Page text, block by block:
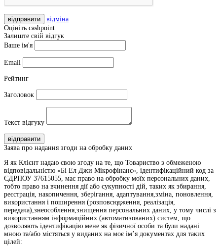
відправити
відміна
Оцініть cashpoint
Залиште свій відгук
Ваше ім'я
Email
Рейтинг
Заголовок
Текст відгуку
відправити
Заява про надання згоди на обробку даних
Я як Клієнт надаю свою згоду на те, що Товариство з обмеженою
відповідальністю «Бі Ел Джи Мікрофінанс», ідентифікаційний код за
ЄДРПОУ 37615055, має право на обробку моїх персональних даних,
тобто право на вчинення дії або сукупності дій, таких як збирання,
реєстрація, накопичення, зберігання, адаптування,зміна, поновлення,
використання і поширення (розповсюдження, реалізація,
передача),знеособлення,знищення персональних даних, у тому числі з
використанням інформаційних (автоматизованих) систем, що
дозволяють ідентифікацію мене як фізичної особи та були надані
мною та/або містяться у виданих на моє ім’я документах для таких
цілей: